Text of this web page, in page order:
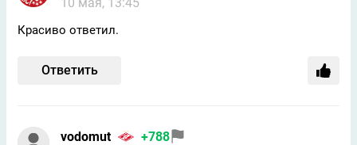
Красиво ответил.
Ответить
vodomut
+788